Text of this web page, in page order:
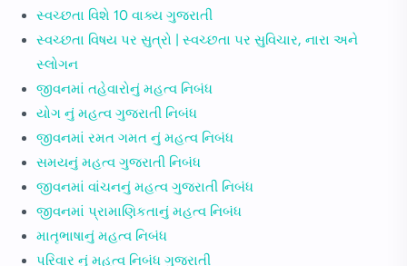
સ્વચ્છતા વિશે 10 વાક્ય ગુજરાતી
સ્વચ્છતા વિષય પર સુત્રો | સ્વચ્છતા ૫ર સુવિચાર, નારા અને
સ્લોગન
જીવનમાં તહેવારોનું મહત્વ નિબંધ
યોગ નું મહત્વ ગુજરાતી નિબંધ
જીવનમાં રમત ગમત નું મહત્વ નિબંધ
સમયનું મહત્વ ગુજરાતી નિબંધ
જીવનમાં વાંચનનું મહત્વ ગુજરાતી નિબંધ
જીવનમાં પ્રામાણિકતાનું મહત્વ નિબંધ
માતૃભાષાનું મહત્વ નિબંધ
પરિવાર નું મહત્વ નિબંધ ગુજરાતી